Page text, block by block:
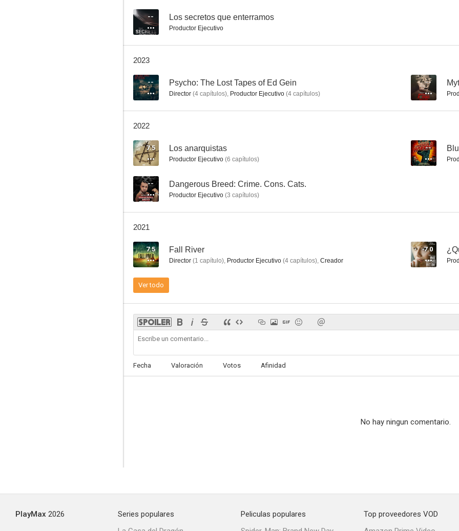
-- Los secretos que enterramos
Productor Ejecutivo
2023
-- Psycho: The Lost Tapes of Ed Gein
Director (4 capítulos), Productor Ejecutivo (4 capítulos)
--
2022
7.5 Los anarquistas
Productor Ejecutivo (6 capítulos)
--
-- Dangerous Breed: Crime. Cons. Cats.
Productor Ejecutivo (3 capítulos)
2021
7.5 Fall River
Director (1 capítulo), Productor Ejecutivo (4 capítulos), Creador
7.0
Ver todo
Fecha Valoración Votos Afinidad
No hay ningun comentario.
PlayMax 2026
Series populares
Peliculas populares
Top proveedores VOD